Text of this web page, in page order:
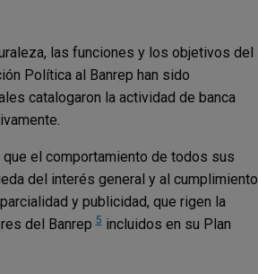
las funciones y los objetivos del
Política al Banrep han sido
catalogaron la actividad de banca
el comportamiento de todos sus
del interés general y al cumplimiento
y publicidad, que rigen la
del Banrep5incluidos en su Plan